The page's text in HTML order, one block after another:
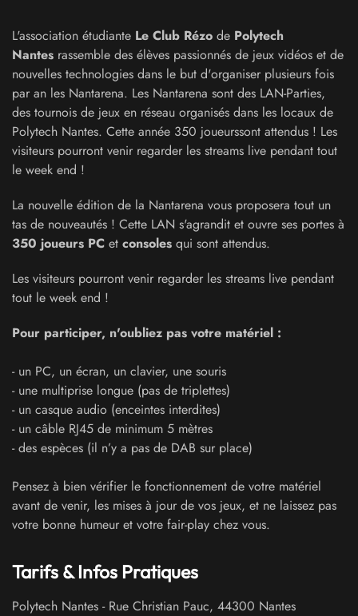
L'association étudiante Le Club Rézo de Polytech
Nantes rassemble des élèves passionnés de jeux vidéos et de
nouvelles technologies dans le but d'organiser plusieurs fois
par an les Nantarena. Les Nantarena sont des LAN-Parties,
des tournois de jeux en réseau organisés dans les locaux de
Polytech Nantes. Cette année 350 joueurssont attendus ! Les
visiteurs pourront venir regarder les streams live pendant tout
le week end !
La nouvelle édition de la Nantarena vous proposera tout un
tas de nouveautés ! Cette LAN s'agrandit et ouvre ses portes à
350 joueurs PC et consoles qui sont attendus.
Les visiteurs pourront venir regarder les streams live pendant
tout le week end !
Pour participer, n'oubliez pas votre matériel :
- un PC, un écran, un clavier, une souris
- une multiprise longue (pas de triplettes)
- un casque audio (enceintes interdites)
- un câble RJ45 de minimum 5 mètres
- des espèces (il n’y a pas de DAB sur place)
Pensez à bien vérifier le fonctionnement de votre matériel
avant de venir, les mises à jour de vos jeux, et ne laissez pas
votre bonne humeur et votre fair-play chez vous.
Tarifs & Infos Pratiques
Polytech Nantes - Rue Christian Pauc, 44300 Nantes